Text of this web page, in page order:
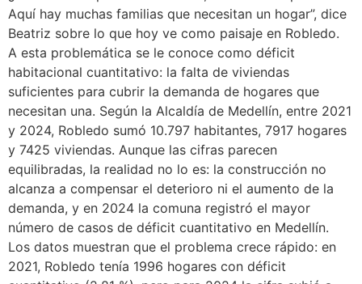
Aquí hay muchas familias que necesitan un hogar”, dice
Beatriz sobre lo que hoy ve como paisaje en Robledo.
A esta problemática se le conoce como déficit
habitacional cuantitativo: la falta de viviendas
suficientes para cubrir la demanda de hogares que
necesitan una. Según la Alcaldía de Medellín, entre 2021
y 2024, Robledo sumó 10.797 habitantes, 7917 hogares
y 7425 viviendas. Aunque las cifras parecen
equilibradas, la realidad no lo es: la construcción no
alcanza a compensar el deterioro ni el aumento de la
demanda, y en 2024 la comuna registró el mayor
número de casos de déficit cuantitativo en Medellín.
Los datos muestran que el problema crece rápido: en
2021, Robledo tenía 1996 hogares con déficit